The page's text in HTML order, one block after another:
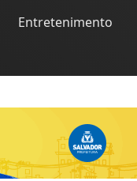
Entretenimento